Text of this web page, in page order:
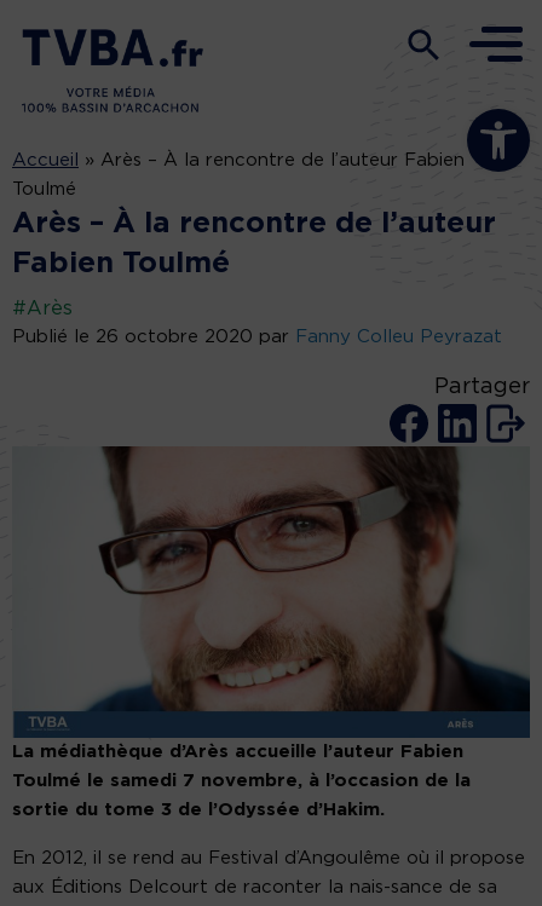
Ouvrir la
Accueil » Arès – À la rencontre de l’auteur Fabien
Toulmé
Arès – À la rencontre de l’auteur
Fabien Toulmé
#Arès
Publié le 26 octobre 2020 par Fanny Colleu Peyrazat
Partager
La médiathèque d’Arès accueille l’auteur Fabien
Toulmé le samedi 7 novembre, à l’occasion de la
sortie du tome 3 de l’Odyssée d’Hakim.
En 2012, il se rend au Festival d’Angoulême où il propose
aux Éditions Delcourt de raconter la nais-sance de sa